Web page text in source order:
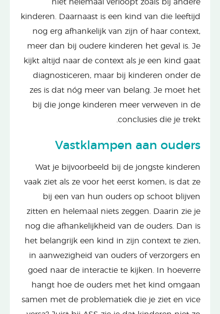
niet helemaal verloopt zoals bij andere
kinderen. Daarnaast is een kind van die leeftijd
nog erg afhankelijk van zijn of haar context,
meer dan bij oudere kinderen het geval is. Je
kijkt altijd naar de context als je een kind gaat
diagnosticeren, maar bij kinderen onder de
zes is dat nóg meer van belang. Je moet het
bij die jonge kinderen meer verweven in de
conclusies die je trekt.
Vastklampen aan ouders
Wat je bijvoorbeeld bij de jongste kinderen
vaak ziet als ze voor het eerst komen, is dat ze
bij een van hun ouders op schoot blijven
zitten en helemaal niets zeggen. Daarin zie je
nog die afhankelijkheid van de ouders. Dan is
het belangrijk een kind in zijn context te zien,
in aanwezigheid van ouders of verzorgers en
goed naar de interactie te kijken. In hoeverre
hangt hoe de ouders met het kind omgaan
samen met de problematiek die je ziet en vice